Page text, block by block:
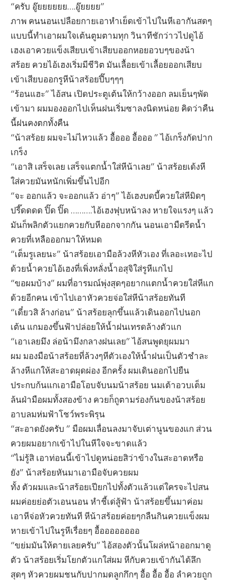
“ครับ อู๊ยยยยยย….อู๊ยยยย”
ภาพ คนนอนเปลือยกายเอาหำเย็ดเข้าไปในหีเอากันสดๆ
แบบนี้ทำเอาผมใจเต้นตูมตามทุก วินาทีชักว่าวไปดูไอ้
เฮงเอาควยแข็งเสียบเข้าเสียบออกหอยอวบๆของน้า
สร้อย ควยไอ้เฮงเริ่มมีชีวิต มันเลื้อยเข้าเลื้อยออกเสียบ
เข้าเสียบออกรูหีน้าสร้อยปึ๊บๆๆๆ
“ร้อนแฮะ” ไอ้สน เปิดประตูเต้นให้กว้างออก ลมเย็นๆพัด
เข้ามา ผมมองออกไปเห็นฝนเริ่มซาลงนิดหน่อย คิดว่าคืน
นี้ฝนคงตกทั้งคืน
“น้าสร้อย ผมจะไม่ไหวแล้ว อื้อออ อื้อออ ” ไอ้เกร็งกัดปาก
เกร็ง
“เอาสิ เสร็จเลย เสร็จแตกน้ำใส่หีน้าเลย” น้าสร้อยเด้งหี
ใส่ควยมันหนักเพิ่มขึ้นไปอีก
“จะ ออกแล้ว จะออกแล้ว อ่าๆ” ไอ้เฮงบดบี้ควยใส่หีมิดๆ
ปรี๊ดดดด ปิ๊ด ปิ๊ด ……….ไอ้เฮงฟุบหน้าลง หายใจแรงๆ แล้ว
มันก็พลิกตัวแยกควยกับหีออกจากกัน นอนเอามืดรีดน้ำ
ควยที่เหลือออกมาให้หมด
“เต็มรูเลยนะ” น้าสร้อยเอามือล้วงหีหัวเอง ที่เลอะเทอะไป
ด้วยน้ำควยไอ้เฮงที่เพิ่งหลั่งน้ำอสุจิใส่รูหีแกไป
“ขอผมบ้าง” ผมที่อารมณ์พุ่งสุดๆอยากแตกน้ำควยใส่หีแก
ด้วยอีกคน เข้าไปเอาหัวควยจ่อใส่หีน้าสร้อยทันที
“เดี๋ยวสิ ล้างก่อน” น้าสร้อยลุกขึ้นแล้วเดินออกไปนอก
เต้น แกมองขึ้นฟ้าปล่อยให้น้ำฝนเทรดล้างตัวแก
“เอาเลยมึง ล่อน้ามึงกลางฝนเลย” ไอ้สนพูดยุผมมา
ผม มองมือน้าสร้อยที่ล้วงๆหีตัวเองให้น้ำฝนเป็นตัวชำละ
ล้างหีแกให้สะอาดผุดผ่อง อีกครั้ง ผมเดินออกไปยืน
ประกบก้นแกเอามือโอบจับนมน้าสร้อย นมเต้าอวบเต็ม
ล้นฝ่ามือผมทั้งสองข้าง ควยก็ถูตามร่องก้นของน้าสร้อย
อาบลมห่มฟ้าโชว์พระพิรุน
“สะอาดยังครับ ” มือผมเลื่อนลงมาจับเต่านูนของแก ส่วน
ควยผมอยากเข้าไปในหีใจจะขาดแล้ว
“ไม่รู้สิ เอาท่อนนี้เข้าไปดูหน่อยสิว่าข้างในสะอาดหรือ
ยัง” น้าสร้อยหันมาเอามือจับควยผม
ทั้ง ตัวผมและน้าสร้อยเปียกไปทั้งตัวแล้วแต่ใครจะไปสน
ผมค่อยย่อตัวเอนนอน หำชี้เด่สู้ฟ้า น้าสร้อยขึ้นมาค่อม
เอาหีจ่อหัวควยทันที หีน้าสร้อยค่อยๆกลืนกินควยแข็งผม
หายเข้าไปในรูหีเรื่อยๆ อื้ออออออออ
“ขย่มมันให้ตายเลยครับ” ไอ้สองตัวนั้นโผล่หน้าออกมาดู
ตัว น้าสร้อยเริ่มโยกตัวแกใส่ผม หีกับควยเข้ากันได้ลึก
สุดๆ หัวควยผมชนกับปากมดลูกกึกๆ อื้อ อื้อ อื้อ ลำควยถูก